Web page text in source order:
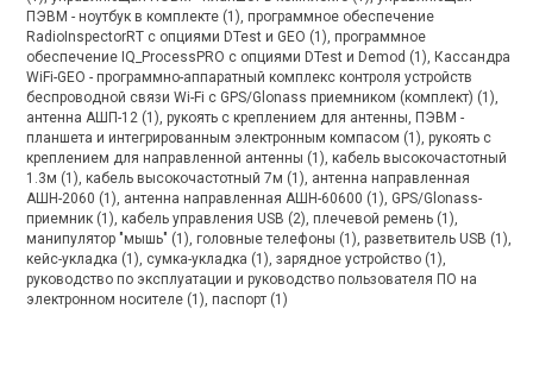
ПЭВМ - ноутбук в комплекте (1), программное обеспечение
RadioInspectorRT с опциями DTest и GEO (1), программное
обеспечение IQ_ProcessPRO с опциями DTest и Demod (1), Кассандра
WiFi-GEO - программно-аппаратный комплекс контроля устройств
беспроводной связи Wi-Fi с GPS/Glonass приемником (комплект) (1),
антенна АШП-12 (1), рукоять с креплением для антенны, ПЭВМ -
планшета и интегрированным электронным компасом (1), рукоять с
креплением для направленной антенны (1), кабель высокочастотный
1.3м (1), кабель высокочастотный 7м (1), антенна направленная
АШН-2060 (1), антенна направленная АШН-60600 (1), GPS/Glonass-
приемник (1), кабель управления USB (2), плечевой ремень (1),
манипулятор "мышь" (1), головные телефоны (1), разветвитель USB (1),
кейс-укладка (1), сумка-укладка (1), зарядное устройство (1),
руководство по эксплуатации и руководство пользователя ПО на
электронном носителе (1), паспорт (1)